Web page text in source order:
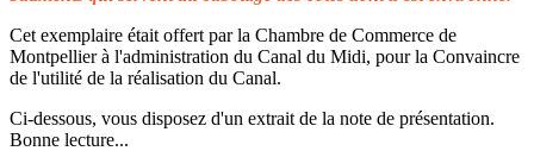
Cet exemplaire était offert par la Chambre de Commerce de
Montpellier à l'administration du Canal du Midi, pour la Convaincre
de l'utilité de la réalisation du Canal.
Ci-dessous, vous disposez d'un extrait de la note de présentation.
Bonne lecture...